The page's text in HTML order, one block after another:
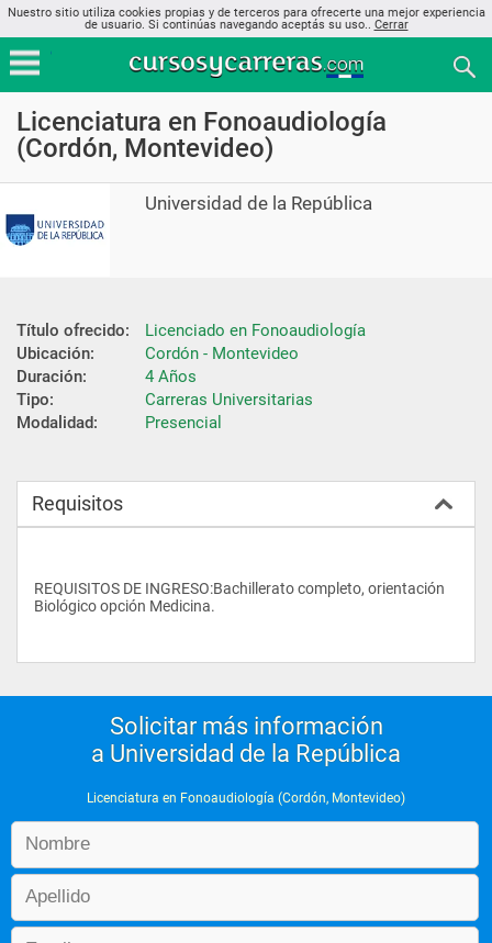
Nuestro sitio utiliza cookies propias y de terceros para ofrecerte una mejor experiencia
de usuario. Si continúas navegando aceptás su uso.. Cerrar
Licenciatura en Fonoaudiología
(Cordón, Montevideo)
Universidad de la República
Título ofrecido:
Licenciado en Fonoaudiología
Ubicación:
Cordón - Montevideo
Duración:
4 Años
Tipo:
Carreras Universitarias
Modalidad:
Presencial
Requisitos
REQUISITOS DE INGRESO:Bachillerato completo, orientación
Biológico opción Medicina.
Solicitar más información
a Universidad de la República
Licenciatura en Fonoaudiología (Cordón, Montevideo)